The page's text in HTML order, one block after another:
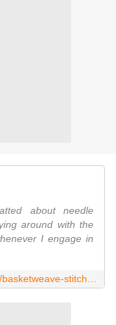
about needle
around with the
I engage in